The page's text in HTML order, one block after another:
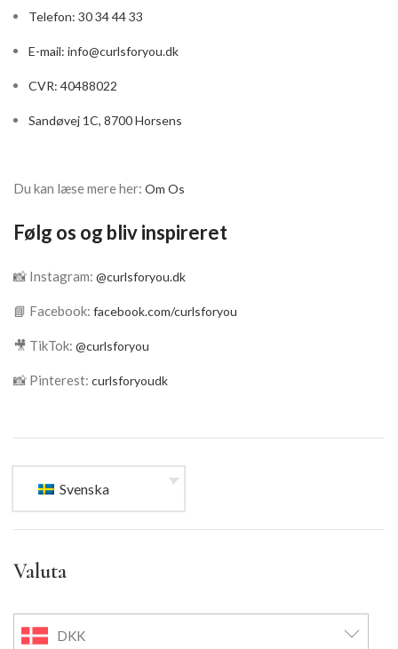
Telefon: 30 34 44 33
E-mail: info@curlsforyou.dk
CVR: 40488022
Sandøvej 1C, 8700 Horsens
Du kan læse mere her: Om Os
Følg os og bliv inspireret
📸 Instagram: @curlsforyou.dk
📘 Facebook: facebook.com/curlsforyou
🎥 TikTok: @curlsforyou
📸 Pinterest: curlsforyoudk
Svenska
Valuta
DKK